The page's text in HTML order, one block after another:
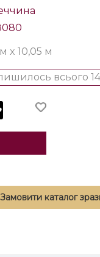
x 10,05 м
всього
Замовити каталог